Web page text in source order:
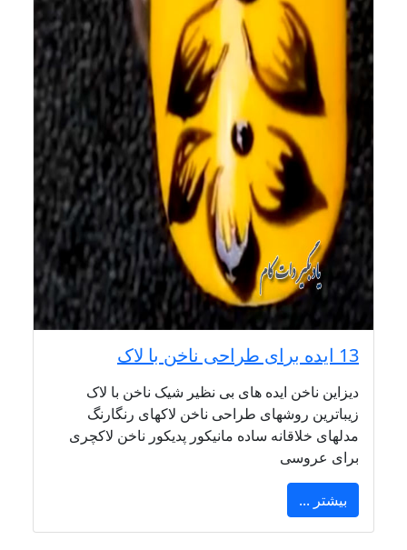
13 ایده برای طراحی ناخن با لاک
دیزاین ناخن ایده های بی نظیر شیک ناخن با لاک
زیباترین روشهای طراحی ناخن لاکهای رنگارنگ
مدلهای خلاقانه ساده مانیکور پدیکور ناخن لاکچری
برای عروسی
بیشتر ...